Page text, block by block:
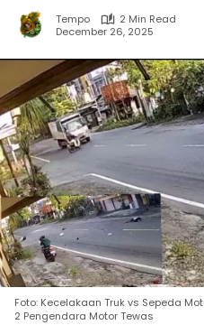
Tempo
2 Min Read
December 26, 2025
Foto: Kecelakaan Truk vs Sepeda
2 Pengendara Motor Tewas